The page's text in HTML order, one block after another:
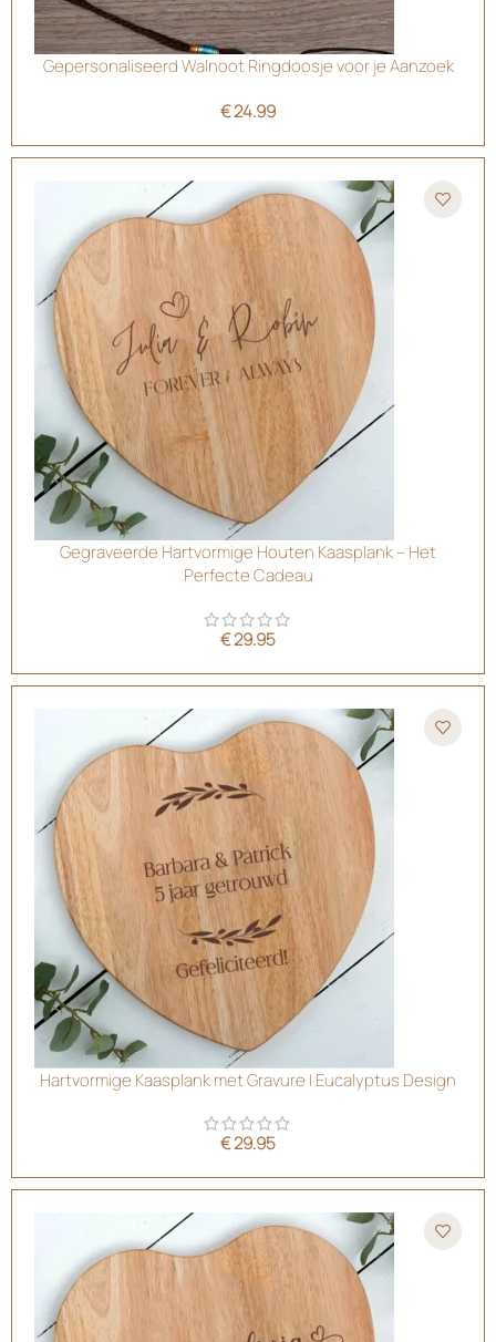
Gepersonaliseerd Walnoot Ringdoosje voor je Aanzoek
€24.99
Gegraveerde Hartvormige Houten Kaasplank – Het
Perfecte Cadeau
€29.95
Hartvormige Kaasplank met Gravure | Eucalyptus Design
€29.95